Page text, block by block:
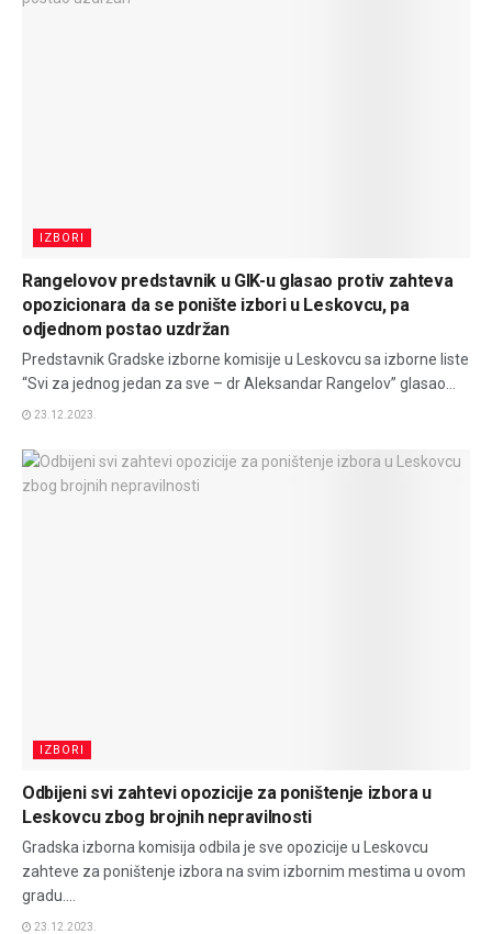
IZBORI
Rangelovov predstavnik u GIK-u glasao protiv zahteva
opozicionara da se ponište izbori u Leskovcu, pa
odjednom postao uzdržan
Predstavnik Gradske izborne komisije u Leskovcu sa izborne liste
“Svi za jednog jedan za sve – dr Aleksandar Rangelov” glasao...
23.12.2023.
IZBORI
Odbijeni svi zahtevi opozicije za poništenje izbora u
Leskovcu zbog brojnih nepravilnosti
Gradska izborna komisija odbila je sve opozicije u Leskovcu
zahteve za poništenje izbora na svim izbornim mestima u ovom
gradu....
23.12.2023.